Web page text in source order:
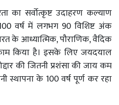
का सर्वोत्कृष्ट उदाहरण कल्याण
वर्ष में लगभग 90 विशिष्ट अंक
के आध्यात्मिक, पौराणिक, वैदिक
किया है। इसके लिए जयदयाल
की जितनी प्रशंसा की जाय कम
स्थापना के 100 वर्ष पूर्ण कर रहा